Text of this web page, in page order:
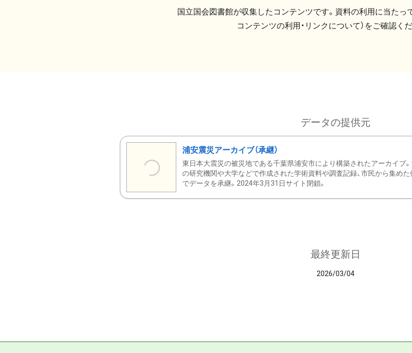
国立国会図書館が収集したコンテンツです。資料の利用に当たって
コンテンツの利用・リンクについて）をご確認くだ
データの提供元
浦安震災アーカイブ（承継）
東日本大震災の被災地である千葉県浦安市により構築されたアーカイブ。
の研究機関や大学などで作成された学術資料や調査記録、市民から集め
でデータを承継。2024年3月31日サイト閉鎖。
最終更新日
2026/03/04